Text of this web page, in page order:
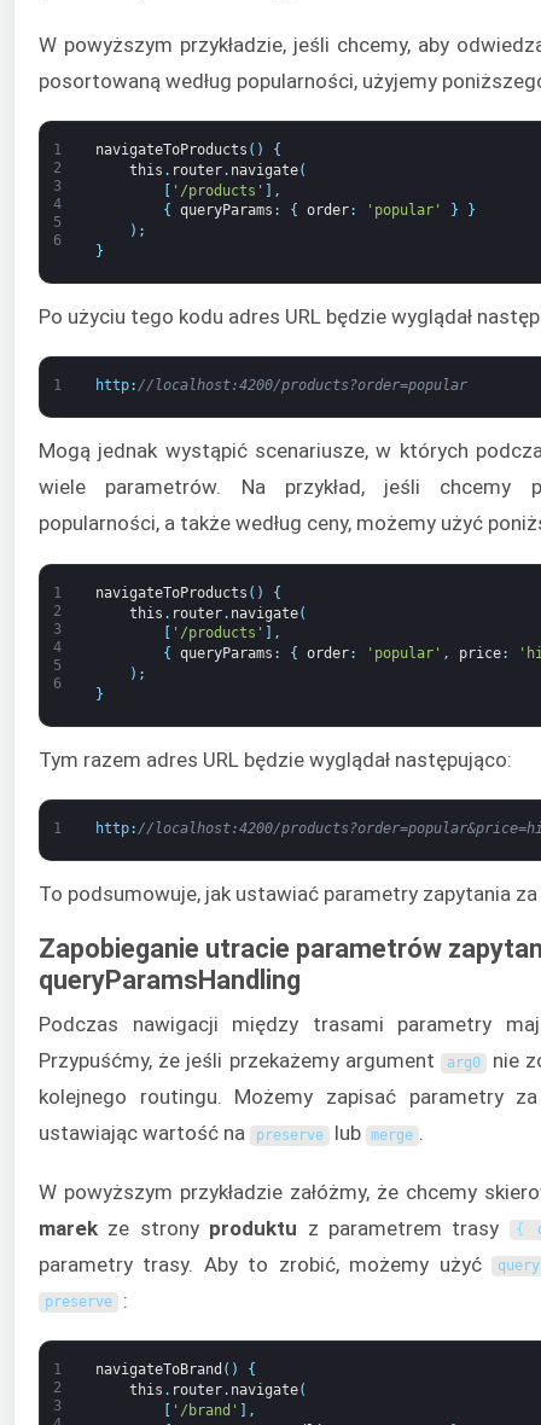
W powyższym przykładzie, jeśli chcemy, aby
posortowaną według popularności, użyjemy
1
2
3
4
5
6
navigateToProducts ( )
{
this . router. navigate(
[ '/products' ] ,
{
queryParams : { order: 'popular' }
}
) ;
}
Po użyciu tego kodu adres URL będzie wyglądał
1 http: //localhost:4200/products?order=popular
Mogą jednak wystąpić scenariusze, w których
wiele parametrów. Na przykład, jeśli chcemy
popularności, a także według ceny, możemy użyć
1
2
3
4
5
6
navigateToProducts ( )
{
this . router. navigate(
'/products'
,
{
queryParams : { order: 'popular' , price:
) ;
}
Tym razem adres URL będzie wyglądał następująco:
1 http: //localhost:4200/
To podsumowuje, jak ustawiać parametry zapytania
Zapobieganie utracie parametrów
queryParamsHandling
Podczas nawigacji między trasami parametry
Przypuśćmy, że jeśli przekażemy argument arg0 nie
kolejnego routingu. Możemy zapisać parametry
ustawiając wartość na
preserve lub merge .
W powyższym przykładzie załóżmy, że chcemy
marek ze strony produktu z parametrem trasy {
parametry trasy. Aby to zrobić, możemy użyć
preserve :
1
2
3
navigateToBrand ( )
{
this . router. navigate(
[ '/brand' ] ,